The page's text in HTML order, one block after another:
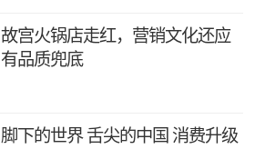
故宫火锅店走红，营销文化还应
有品质兜底
脚下的世界 舌尖的中国 消费升级